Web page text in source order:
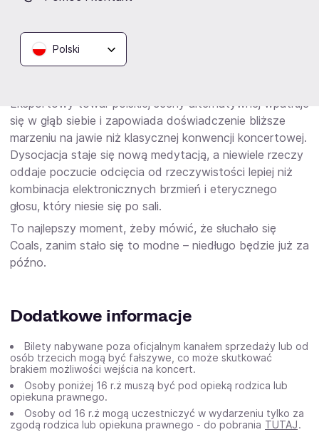
Polski
Bobbkovski. „magia” to płyta wrażeniowa, obrazowa i
symboliczna. Jest intymna i rytmiczna, niemal jak
tańczenie samotnie w pokoju nocą. Nic tu nie jest takie,
Eksportowy towar polskiej sceny alternatywnej wpatruje
się w głąb siebie i zapowiada doświadczenie bliższe
marzeniu na jawie niż klasycznej konwencji koncertowej.
Dysocjacja staje się nową medytacją, a niewiele rzeczy
oddaje poczucie odcięcia od rzeczywistości lepiej niż
kombinacja elektronicznych brzmień i eterycznego
głosu, który niesie się po sali.
To najlepszy moment, żeby mówić, że słuchało się
Coals, zanim stało się to modne – niedługo będzie już za
późno.
Dodatkowe informacje
Bilety nabywane poza oficjalnym kanałem sprzedaży lub od
osób trzecich mogą być fałszywe, co może skutkować
brakiem możliwości wejścia na koncert.
Osoby poniżej 16 r.ż muszą być pod opieką rodzica lub
opiekuna prawnego.
Osoby od 16 r.ż mogą uczestniczyć w wydarzeniu tylko za
zgodą rodzica lub opiekuna prawnego - do pobrania TUTAJ.